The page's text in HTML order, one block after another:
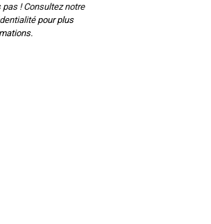
! Consultez notre
pour plus